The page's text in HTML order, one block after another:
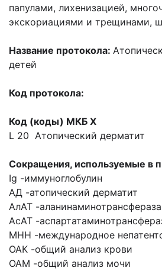
папулами, лихенизацией,
экскориациями и трещинами,
Название протокола:
детей
Код протокола:
Код (коды) МКБ Х
L 20 Атопический дерматит
Сокращения, используемые в
Ig -иммуноглобулин
АД -атопический дерматит
АлАТ -аланинаминотрансфераза
АсАТ -
МНН -международное
ОАК -общий анализ крови
ОАМ -общий анализ мочи